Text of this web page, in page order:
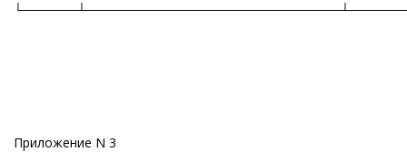
Приложение N 3